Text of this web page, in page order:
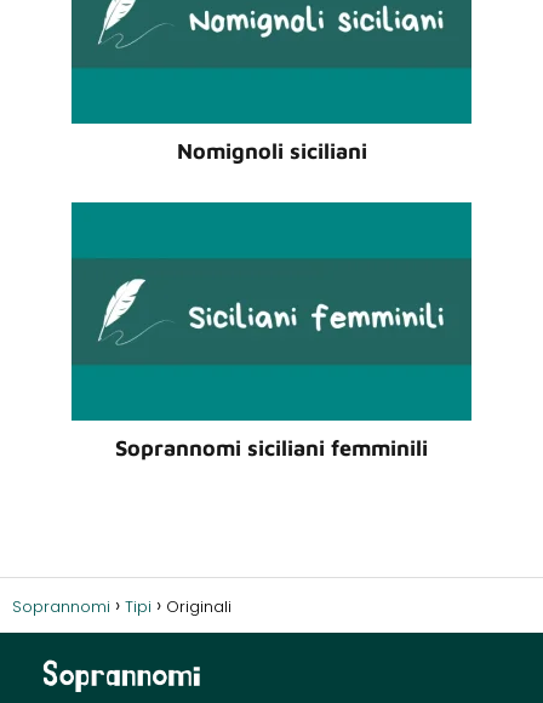
Nomignoli siciliani
Soprannomi siciliani femminili
Soprannomi Tipi Originali